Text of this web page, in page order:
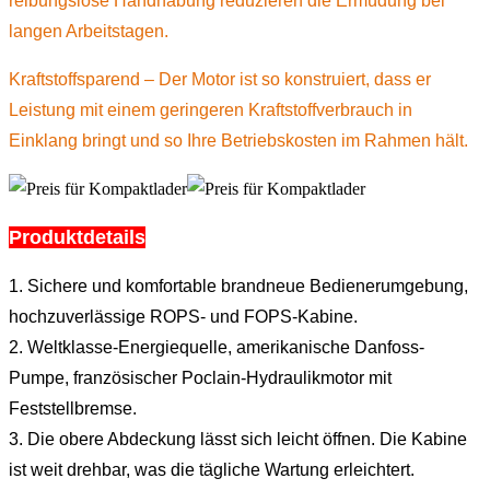
langen Arbeitstagen.
Kraftstoffsparend – Der Motor ist so konstruiert, dass er
Leistung mit einem geringeren Kraftstoffverbrauch in
Einklang bringt und so Ihre Betriebskosten im Rahmen hält.
Produktdetails
1. Sichere und komfortable brandneue Bedienerumgebung,
hochzuverlässige ROPS- und FOPS-Kabine.
2. Weltklasse-Energiequelle, amerikanische Danfoss-
Pumpe, französischer Poclain-Hydraulikmotor mit
Feststellbremse.
3. Die obere Abdeckung lässt sich leicht öffnen. Die Kabine
ist weit drehbar, was die tägliche Wartung erleichtert.